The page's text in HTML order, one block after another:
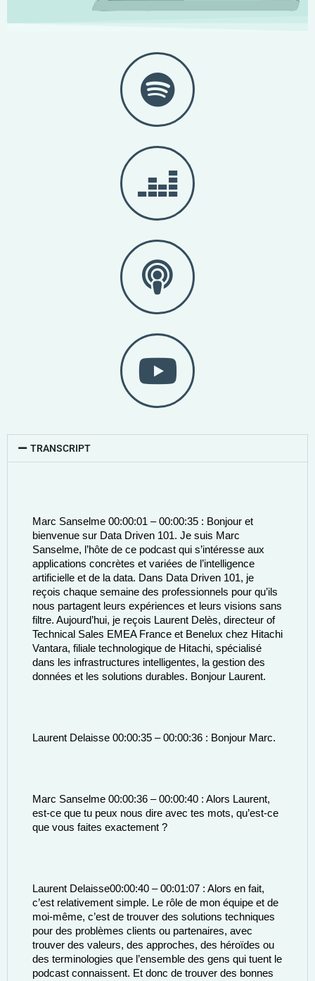
TRANSCRIPT
Marc Sanselme 00:00:01 – 00:00:35 : Bonjour et
bienvenue sur Data Driven 101. Je suis Marc
Sanselme, l’hôte de ce podcast qui s’intéresse aux
applications concrètes et variées de l’intelligence
artificielle et de la data. Dans Data Driven 101, je
reçois chaque semaine des professionnels pour qu’ils
nous partagent leurs expériences et leurs visions sans
filtre. Aujourd’hui, je reçois Laurent Delès, directeur of
Technical Sales EMEA France et Benelux chez Hitachi
Vantara, filiale technologique de Hitachi, spécialisé
dans les infrastructures intelligentes, la gestion des
données et les solutions durables. Bonjour Laurent.
Laurent Delaisse 00:00:35 – 00:00:36 : Bonjour Marc.
Marc Sanselme 00:00:36 – 00:00:40 : Alors Laurent,
est-ce que tu peux nous dire avec tes mots, qu’est-ce
que vous faites exactement ?
Laurent Delaisse00:00:40 – 00:01:07 : Alors en fait,
c’est relativement simple. Le rôle de mon équipe et de
moi-même, c’est de trouver des solutions techniques
pour des problèmes clients ou partenaires, avec
trouver des valeurs, des approches, des héroïdes ou
des terminologies que l’ensemble des gens qui tuent le
podcast connaissent. Et donc de trouver des bonnes